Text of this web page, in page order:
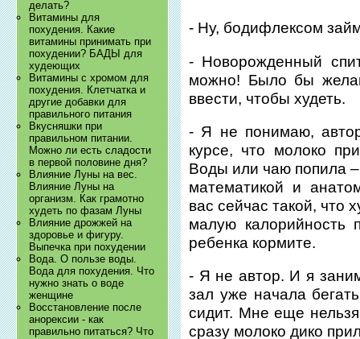
делать?
Витамины для
похудения. Какие
витамины принимать при
похудении? БАДЫ для
худеющих
Витамины с хромом для
похудения. Клетчатка и
другие добавки для
правильного питания
Вкусняшки при
правильном питании.
Можно ли есть сладости
в первой половине дня?
Влияние Луны на вес.
Влияние Луны на
организм. Как грамотно
худеть по фазам Луны
Влияние дрожжей на
здоровье и фигуру.
Выпечка при похудении
Вода. О пользе воды.
Вода для похудения. Что
нужно знать о воде
женщине
Восстановление после
анорексии - как
правильно питаться? Что
- Ну, бодифлексом
- Новорожденный
можно! Было бы
ввести, чтобы худеть.
- Я не понимаю,
курсе, что молоко
Воды или чаю попила
математикой и
вас сейчас такой, что
малую калорийность
ребенка кормите.
- Я не автор. И я
зал уже начала
сидит. Мне еще
сразу молоко дико